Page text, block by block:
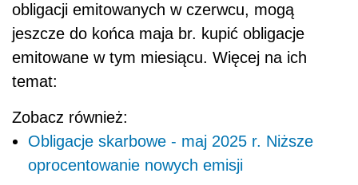
obligacji emitowanych w czerwcu, mogą
jeszcze do końca maja br. kupić obligacje
emitowane w tym miesiącu. Więcej na ich
temat:
Zobacz również:
Obligacje skarbowe - maj 2025 r. Niższe
oprocentowanie nowych emisji